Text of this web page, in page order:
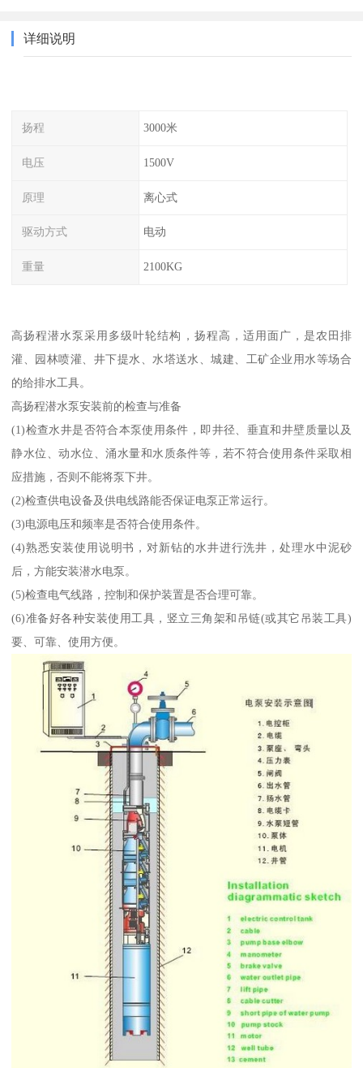
详细说明
扬程 3000米
电压 1500V
原理 离心式
驱动方式 电动
重量 2100KG
高扬程潜水泵采用多级叶轮结构，扬程高，适用面广，是农田排
灌、园林喷灌、井下提水、水塔送水、城建、工矿企业用水等场合
的给排水工具。
高扬程潜水泵安装前的检查与准备
(1)检查水井是否符合本泵使用条件，即井径、垂直和井壁质量以及
静水位、动水位、涌水量和水质条件等，若不符合使用条件采取相
应措施，否则不能将泵下井。
(2)检查供电设备及供电线路能否保证电泵正常运行。
(3)电源电压和频率是否符合使用条件。
(4)熟悉安装使用说明书，对新钻的水井进行洗井，处理水中泥砂
后，方能安装潜水电泵。
(5)检查电气线路，控制和保护装置是否合理可靠。
(6)准备好各种安装使用工具，竖立三角架和吊链(或其它吊装工具)
要、可靠、使用方便。